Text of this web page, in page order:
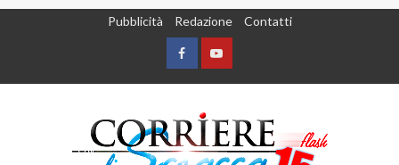
Pubblicità Redazione Contatti
FacebookYountube